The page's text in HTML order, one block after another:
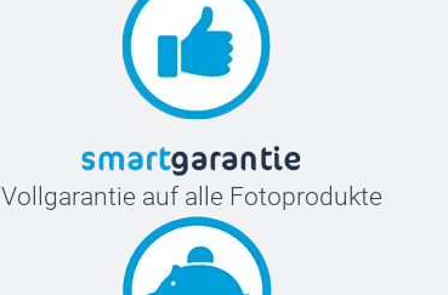
Vollgarantie auf alle Fotoprodukte